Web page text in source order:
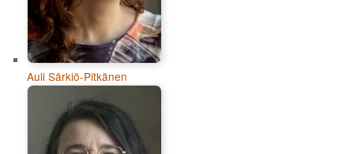
Auli Särkiö-Pitkänen